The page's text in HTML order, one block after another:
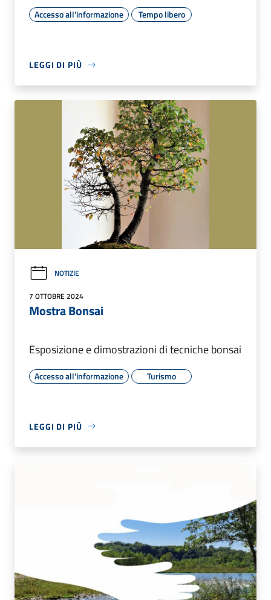
Accesso all'informazione Tempo libero
LEGGI DI PIÙ
NOTIZIE
7 OTTOBRE 2024
Mostra Bonsai
Esposizione e dimostrazioni di tecniche bonsai
Accesso all'informazione Turismo
LEGGI DI PIÙ